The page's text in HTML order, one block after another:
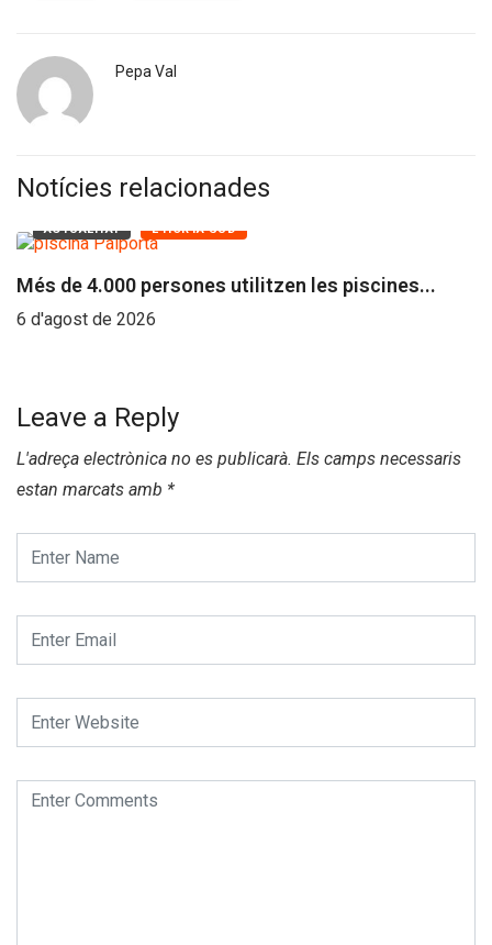
Pepa Val
Notícies relacionades
ACTUALITAT L'HORTA SUD
Més de 4.000 persones utilitzen les piscines...
6 d'agost de 2026
Leave a Reply
L'adreça electrònica no es publicarà. Els camps necessaris
estan marcats amb *